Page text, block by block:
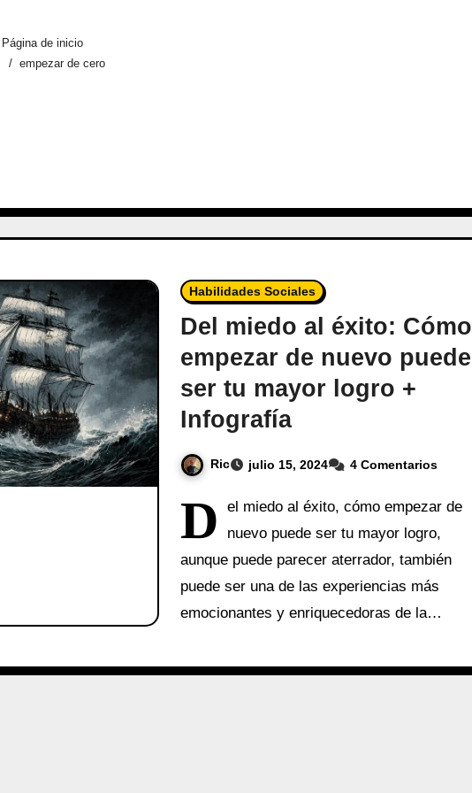
Página de inicio
empezar de cero
Habilidades Sociales
Del miedo al éxito: Cómo
empezar de nuevo puede
ser tu mayor logro +
Infografía
Ric julio 15, 2024 4 Comentarios
D
el miedo al éxito, cómo empezar de
nuevo puede ser tu mayor logro,
aunque puede parecer aterrador, también
puede ser una de las experiencias más
emocionantes y enriquecedoras de la…